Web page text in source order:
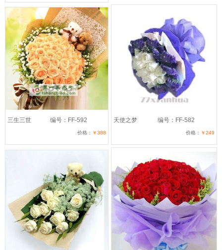
三生三世 编号：FF-592
价格： ￥388
天使之梦 编号：FF-582
价格： ￥249